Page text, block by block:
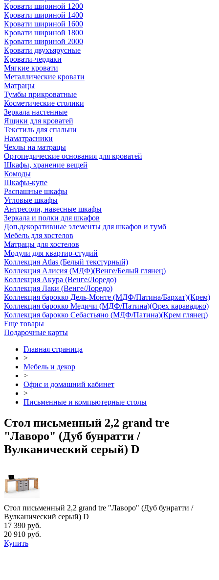
Кровати шириной 1200
Кровати шириной 1400
Кровати шириной 1600
Кровати шириной 1800
Кровати шириной 2000
Кровати двухъярусные
Кровати-чердаки
Мягкие кровати
Металлические кровати
Матрацы
Тумбы прикроватные
Косметические столики
Зеркала настенные
Ящики для кроватей
Текстиль для спальни
Наматрасники
Чехлы на матрацы
Ортопедические основания для кроватей
Шкафы, хранение вещей
Комоды
Шкафы-купе
Распашные шкафы
Угловые шкафы
Антресоли, навесные шкафы
Зеркала и полки для шкафов
Доп.декоративные элементы для шкафов и тумб
Мебель для хостелов
Матрацы для хостелов
Модули для квартир-студий
Коллекция Atlas (Белый текстурный)
Коллекция Алисия (МДФ)(Венге/Белый глянец)
Коллекция Акура (Венге/Лоредо)
Коллекция Лаки (Венге/Лоредо)
Коллекция барокко Дель-Монте (МДФ/Патина/Бархат)(Крем)
Коллекция барокко Медичи (МДФ/Патина)(Орех караваджо)
Коллекция барокко Себастьяно (МДФ/Патина)(Крем глянец)
Еще товары
Подарочные карты
Главная страница
>
Мебель и декор
>
Офис и домашний кабинет
>
Письменные и компьютерные столы
Стол письменный 2,2 grand tre
"Лаворо" (Дуб бунратти /
Вулканический серый) D
Стол письменный 2,2 grand tre "Лаворо" (Дуб бунратти /
Вулканический серый) D
17 390 руб.
20 910 руб.
Купить